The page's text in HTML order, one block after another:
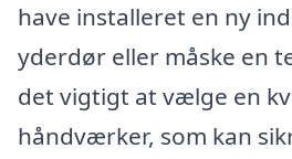
have installeret en ny
yderdør eller måske en
det vigtigt at vælge en
håndværker, som kan